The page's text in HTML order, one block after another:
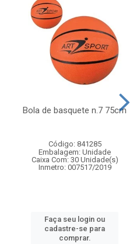
Bola de basquete n.7 75cm
Código: 841285
Embalagem: Unidade
Caixa Com: 30 Unidade(s)
Inmetro: 007517/2019
Faça seu login ou
cadastre-se para
comprar.